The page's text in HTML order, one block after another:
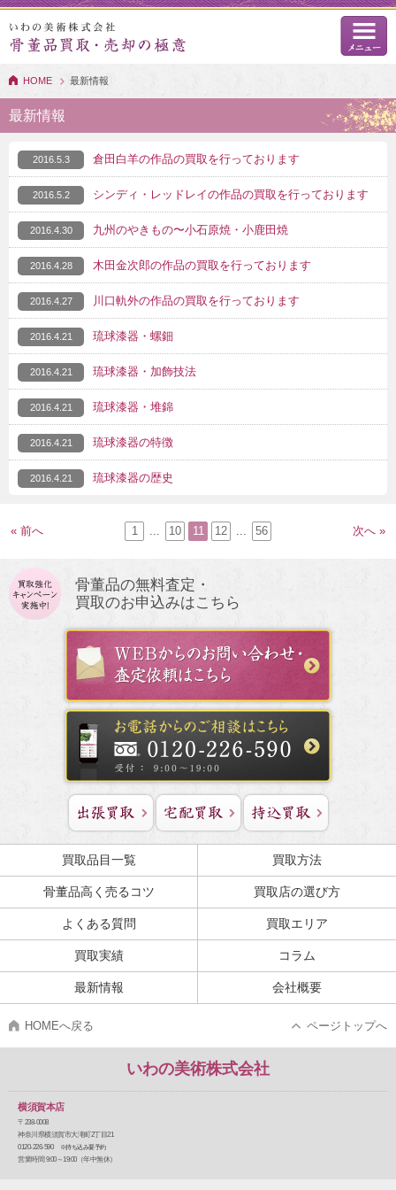
HOME 最新情報
最新情報
2016.5.3 倉田白羊の作品の買取を行っております
2016.5.2 シンディ・レッドレイの作品の買取を行っております
2016.4.30 九州のやきもの〜小石原焼・小鹿田焼
2016.4.28 木田金次郎の作品の買取を行っております
2016.4.27 川口軌外の作品の買取を行っております
2016.4.21 琉球漆器・螺鈿
2016.4.21 琉球漆器・加飾技法
2016.4.21 琉球漆器・堆錦
2016.4.21 琉球漆器の特徴
2016.4.21 琉球漆器の歴史
« 前へ 1 ... 10 11 12 ... 56 次へ »
骨董品の無料査定・
買取のお申込みはこちら
買取品目一覧 買取方法
骨董品高く売るコツ 買取店の選び方
よくある質問 買取エリア
買取実績 コラム
最新情報 会社概要
HOMEへ戻る ページトップへ
いわの美術株式会社
横須賀本店
〒238-0008
神奈川県横須賀市大滝町2丁目21
0120-226-590
※持ち込み要予約
営業時間 9:00～19:00（年中無休）